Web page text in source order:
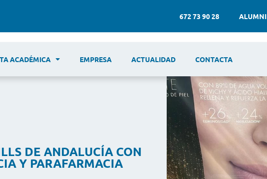
672 73 90 28 ALUMNI
ACADÉMICA EMPRESA ACTUALIDAD CONTACTA
DE ANDALUCÍA CON
Y PARAFARMACIA